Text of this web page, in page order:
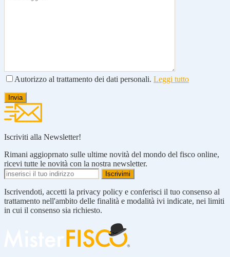
Autorizzo al trattamento dei dati personali. Leggi tutto
Iscriviti alla Newsletter!
Rimani aggioprnato sulle ultime novità del mondo del fisco online,
ricevi tutte le novità con la nostra newsletter.
Iscrivendoti, accetti la privacy policy e conferisci il tuo consenso al
trattamento nell'ambito delle finalità e modalità ivi indicate, nei limiti
in cui il consenso sia richiesto.